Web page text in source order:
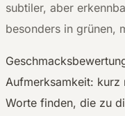
subtiler, aber
besonders in grünen,
Aufmerksamkeit: kurz
Worte finden, die zu